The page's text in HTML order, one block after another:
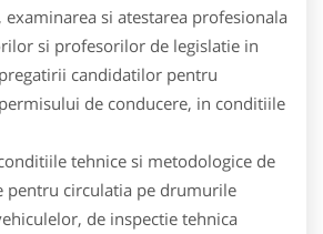
examinarea si atestarea profesionala
si profesorilor de legislatie in
candidatilor pentru
de conducere, in conditiile
tehnice si metodologice de
pentru circulatia pe drumurile
de inspectie tehnica